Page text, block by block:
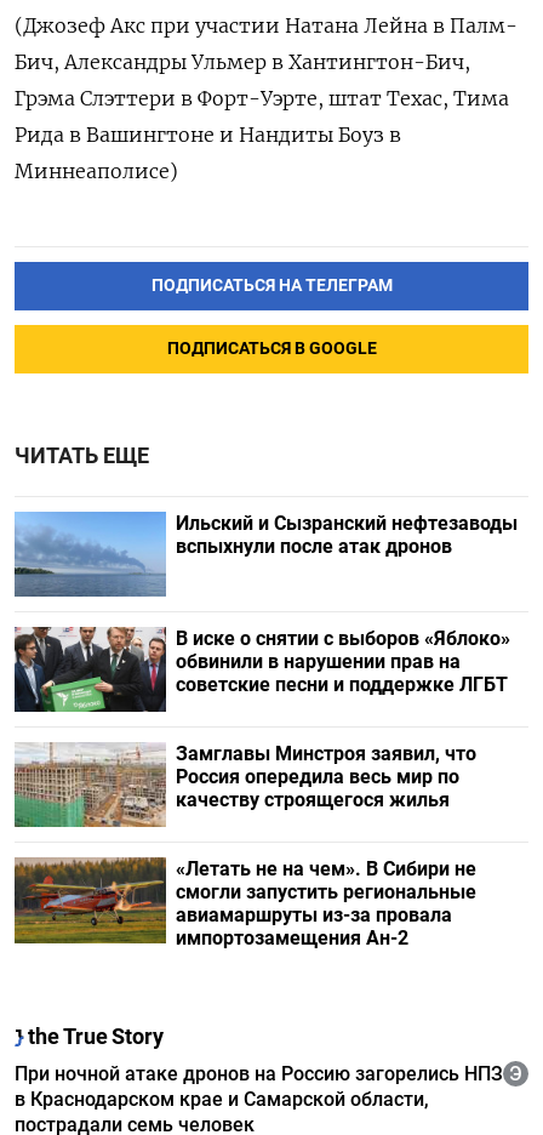
(Джозеф Акс при участии Натана Лейна в Палм-
Бич, Александры Ульмер в Хантингтон-Бич,
Грэма Слэттери в Форт-Уэрте, штат Техас, Тима
Рида в Вашингтоне и Нандиты Боуз в
Миннеаполисе)
ПОДПИСАТЬСЯ НА ТЕЛЕГРАМ
ПОДПИСАТЬСЯ В GOOGLE
ЧИТАТЬ ЕЩЕ
Ильский и Сызранский нефтезаводы
вспыхнули после атак дронов
В иске о снятии с выборов «Яблоко»
обвинили в нарушении прав на
советские песни и поддержке ЛГБТ
Замглавы Минстроя заявил, что
Россия опередила весь мир по
качеству строящегося жилья
«Летать не на чем». В Сибири не
смогли запустить региональные
авиамаршруты из-за провала
импортозамещения Ан-2